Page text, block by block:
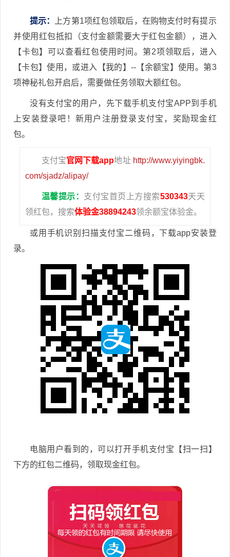
提示：
上方第1项红包领取后，在购物支付时有提示
并使用红包抵扣（支付金额需要大于红包金额），进入
【卡包】可以查看红包使用时间。第2项领取后，进入
【卡包】使用，或进入【我的】--【余额宝】使用。第3
项神秘礼包开启后，需要做任务领取大额红包。
没有支付宝的用户，先下载手机支付宝APP到手机
上安装登录吧！新用户注册登录支付宝，奖励现金红
包。
支付宝官网下载app地址 http://www.yiyingbk.
com/sjadz/alipay/
温馨提示： 支付宝首页上方搜索530343天天
领红包，搜索体验金38894243领余额宝体验金。
或用手机识别扫描支付宝二维码，下载app安装登
录。
电脑用户看到的，可以打开手机支付宝【扫一扫】
下方的红包二维码，领取现金红包。